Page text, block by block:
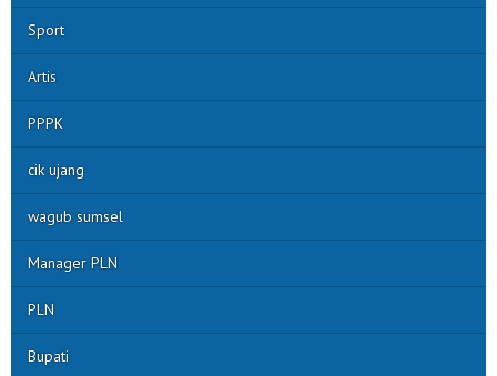
Sport
Artis
PPPK
cik ujang
wagub sumsel
Manager PLN
PLN
Bupati